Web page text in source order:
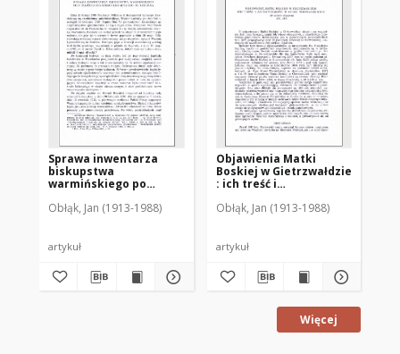
Sprawa inwentarza
biskupstwa
warmińskiego po
Krasickiego do Gniezna
Obłąk, Jan (1913-1988)
artykuł
Objawienia Matki
Boskiej w Gietrzwałdzie
: ich treść i
współczesnych : (w
Obłąk, Jan (1913-1988)
artykuł
Więcej